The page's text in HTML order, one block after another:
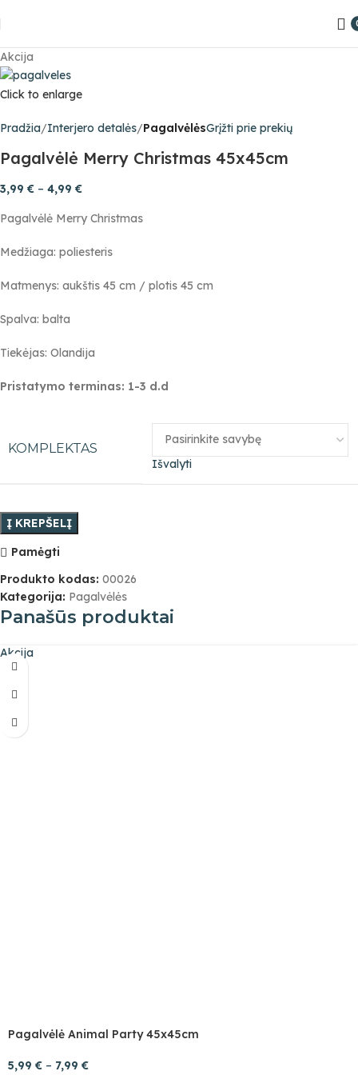
Akcija
Click to enlarge
Pradžia Interjero detalės PagalvėlėsGrįžti prie prekių
Pagalvėlė Merry Christmas 45x45cm
3,99 € – 4,99 €
Pagalvėlė Merry Christmas
Medžiaga: poliesteris
Matmenys: aukštis 45 cm / plotis 45 cm
Spalva: balta
Tiekėjas: Olandija
Pristatymo terminas: 1-3 d.d
KOMPLEKTAS
Išvalyti
Į KREPŠELĮ
Pamėgti
Produkto kodas: 00026
Kategorija: Pagalvėlės
Panašūs produktai
Akcija
Pagalvėlė Animal Party 45x45cm
5,99 € – 7,99 €